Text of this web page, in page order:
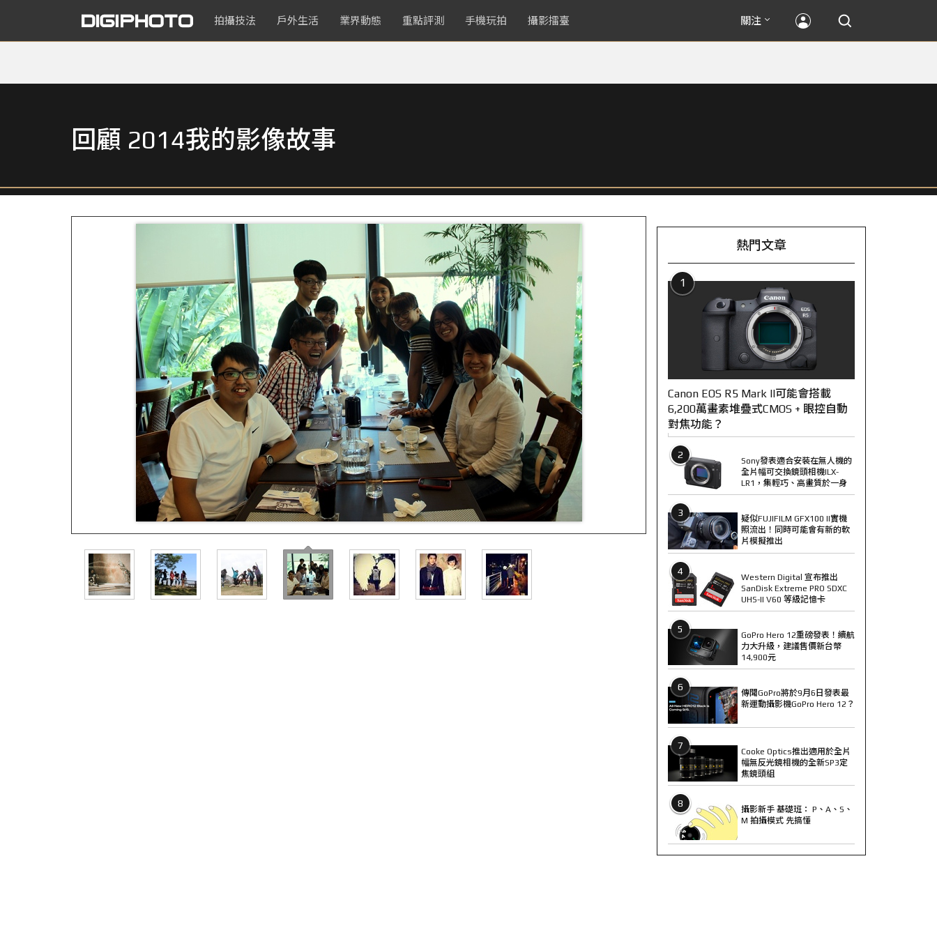
拍攝技法 戶外生活 業界動態 重點評測 手機玩拍 攝影擂臺 關注
回顧 2014我的影像故事
熱門文章
1
Canon EOS R5 Mark II可能會搭載
6,200萬畫素堆疊式CMOS + 眼控自動
對焦功能？
2
Sony發表適合安裝在無人機的
全片幅可交換鏡頭相機ILX-
LR1，集輕巧、高畫質於一身
3
疑似FUJIFILM GFX100 II實機
照流出！同時可能會有新的軟
片模擬推出
4
Western Digital 宣布推出
SanDisk Extreme PRO SDXC
UHS-II V60 等級記憶卡
5
GoPro Hero 12重磅發表！續航
力大升級，建議售價新台幣
14,900元
6
傳聞GoPro將於9月6日發表最
新運動攝影機GoPro Hero 12？
7
Cooke Optics推出適用於全片
幅無反光鏡相機的全新SP3定
焦鏡頭組
8
攝影新手 基礎班： P、A、S、
M 拍攝模式 先搞懂